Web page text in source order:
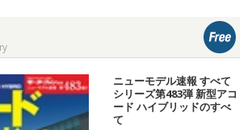
ニューモデル速報 すべて
シリーズ第483弾 新型アコ
ード ハイブリッドのすべ
て